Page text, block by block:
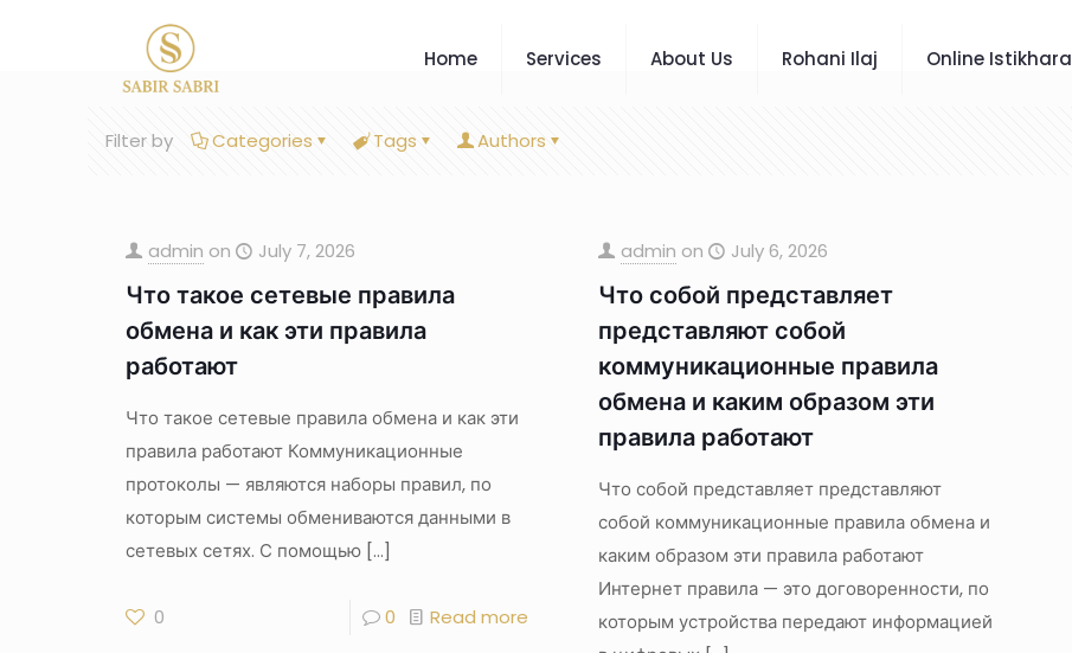
Home Services About Us Rohani Ilaj Online Istikhara
Filter by Categories Tags Authors
admin on July 7, 2026
Что такое сетевые правила
обмена и как эти правила
работают
Что такое сетевые правила обмена и как эти
правила работают Коммуникационные
протоколы — являются наборы правил, по
которым системы обмениваются данными в
сетевых сетях. С помощью[…]
0 0 Read more
admin on July 6, 2026
Что собой представляет
представляют собой
коммуникационные правила
обмена и каким образом эти
правила работают
Что собой представляет представляют
собой коммуникационные правила обмена и
каким образом эти правила работают
Интернет правила — это договоренности, по
которым устройства передают информацией